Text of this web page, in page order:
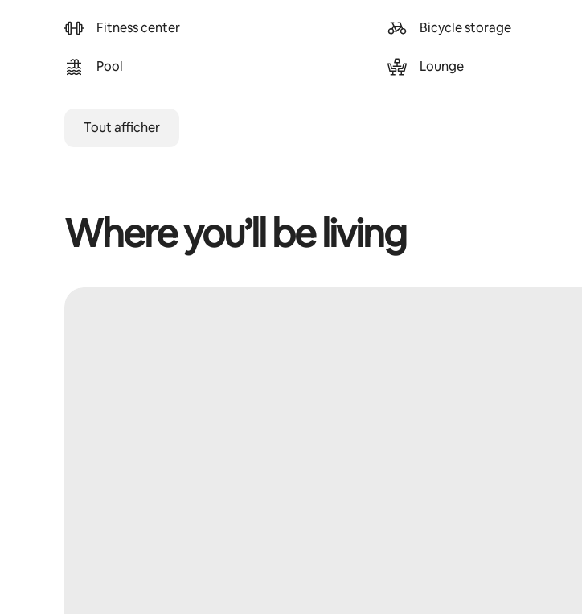
Fitness center
Pool
Bicycle storage
Lounge
Tout afficher
Where you’ll be living